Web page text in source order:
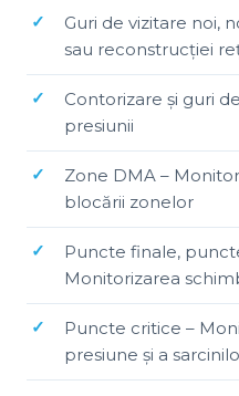
Guri de vizitare noi,
sau reconstrucției
Contorizare și guri
presiunii
Zone DMA –
blocării zonelor
Puncte finale,
Monitorizarea
Puncte critice –
presiune și a